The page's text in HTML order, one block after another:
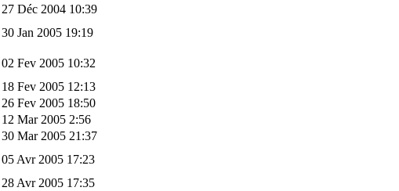
27 Déc 2004 10:39
30 Jan 2005 19:19
02 Fev 2005 10:32
18 Fev 2005 12:13
26 Fev 2005 18:50
12 Mar 2005 2:56
30 Mar 2005 21:37
05 Avr 2005 17:23
28 Avr 2005 17:35